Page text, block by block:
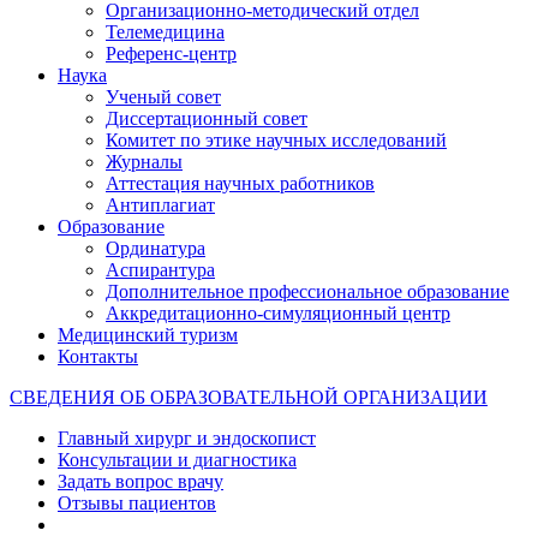
Организационно-методический отдел
Телемедицина
Референс-центр
Наука
Ученый совет
Диссертационный совет
Комитет по этике научных исследований
Журналы
Аттестация научных работников
Антиплагиат
Образование
Ординатура
Аспирантура
Дополнительное профессиональное образование
Аккредитационно-симуляционный центр
Медицинский туризм
Контакты
СВЕДЕНИЯ ОБ ОБРАЗОВАТЕЛЬНОЙ ОРГАНИЗАЦИИ
Главный хирург и эндоскопист
Консультации и диагностика
Задать вопрос врачу
Отзывы пациентов